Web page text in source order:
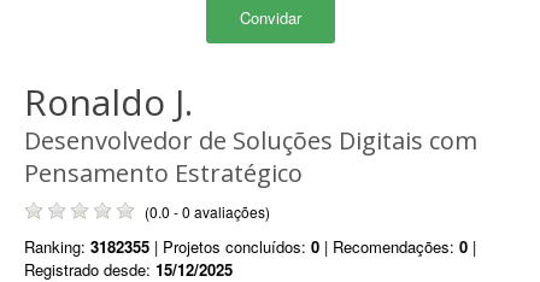
Convidar
Ronaldo J.
Desenvolvedor de Soluções Digitais com
Pensamento Estratégico
(0.0 - 0 avaliações)
Ranking: 3182355 | Projetos concluídos: 0 | Recomendações: 0 |
Registrado desde: 15/12/2025